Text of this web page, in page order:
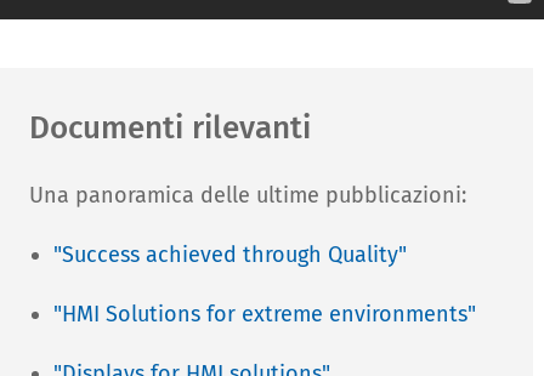
Documenti rilevanti
Una panoramica delle ultime pubblicazioni:
"Success achieved through Quality"
"HMI Solutions for extreme environments"